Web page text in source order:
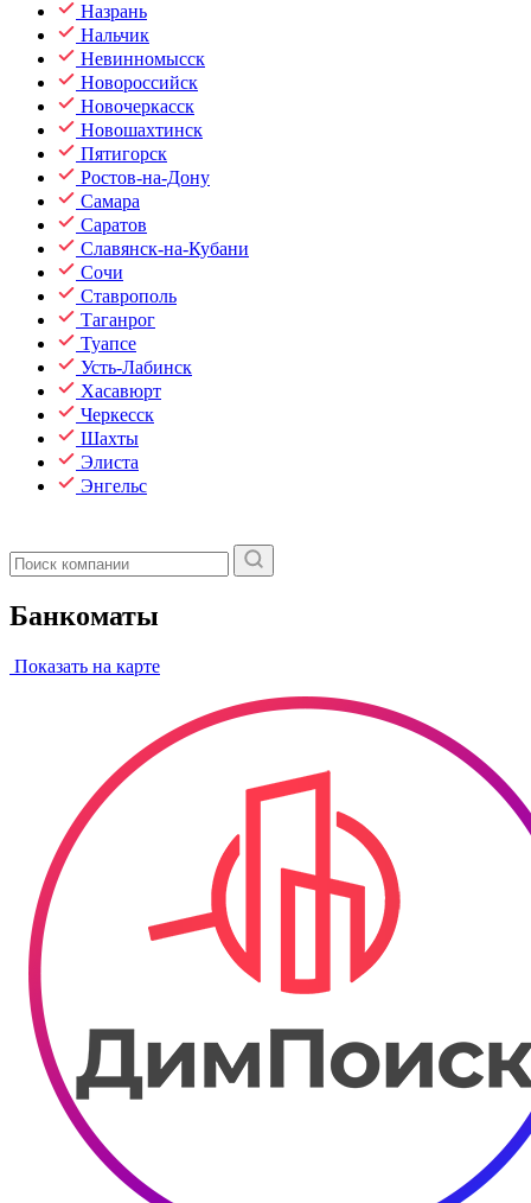
Назрань
Нальчик
Невинномысск
Новороссийск
Новочеркасск
Новошахтинск
Пятигорск
Ростов-на-Дону
Самара
Саратов
Славянск-на-Кубани
Сочи
Ставрополь
Таганрог
Туапсе
Усть-Лабинск
Хасавюрт
Черкесск
Шахты
Элиста
Энгельс
Банкоматы
Показать на карте